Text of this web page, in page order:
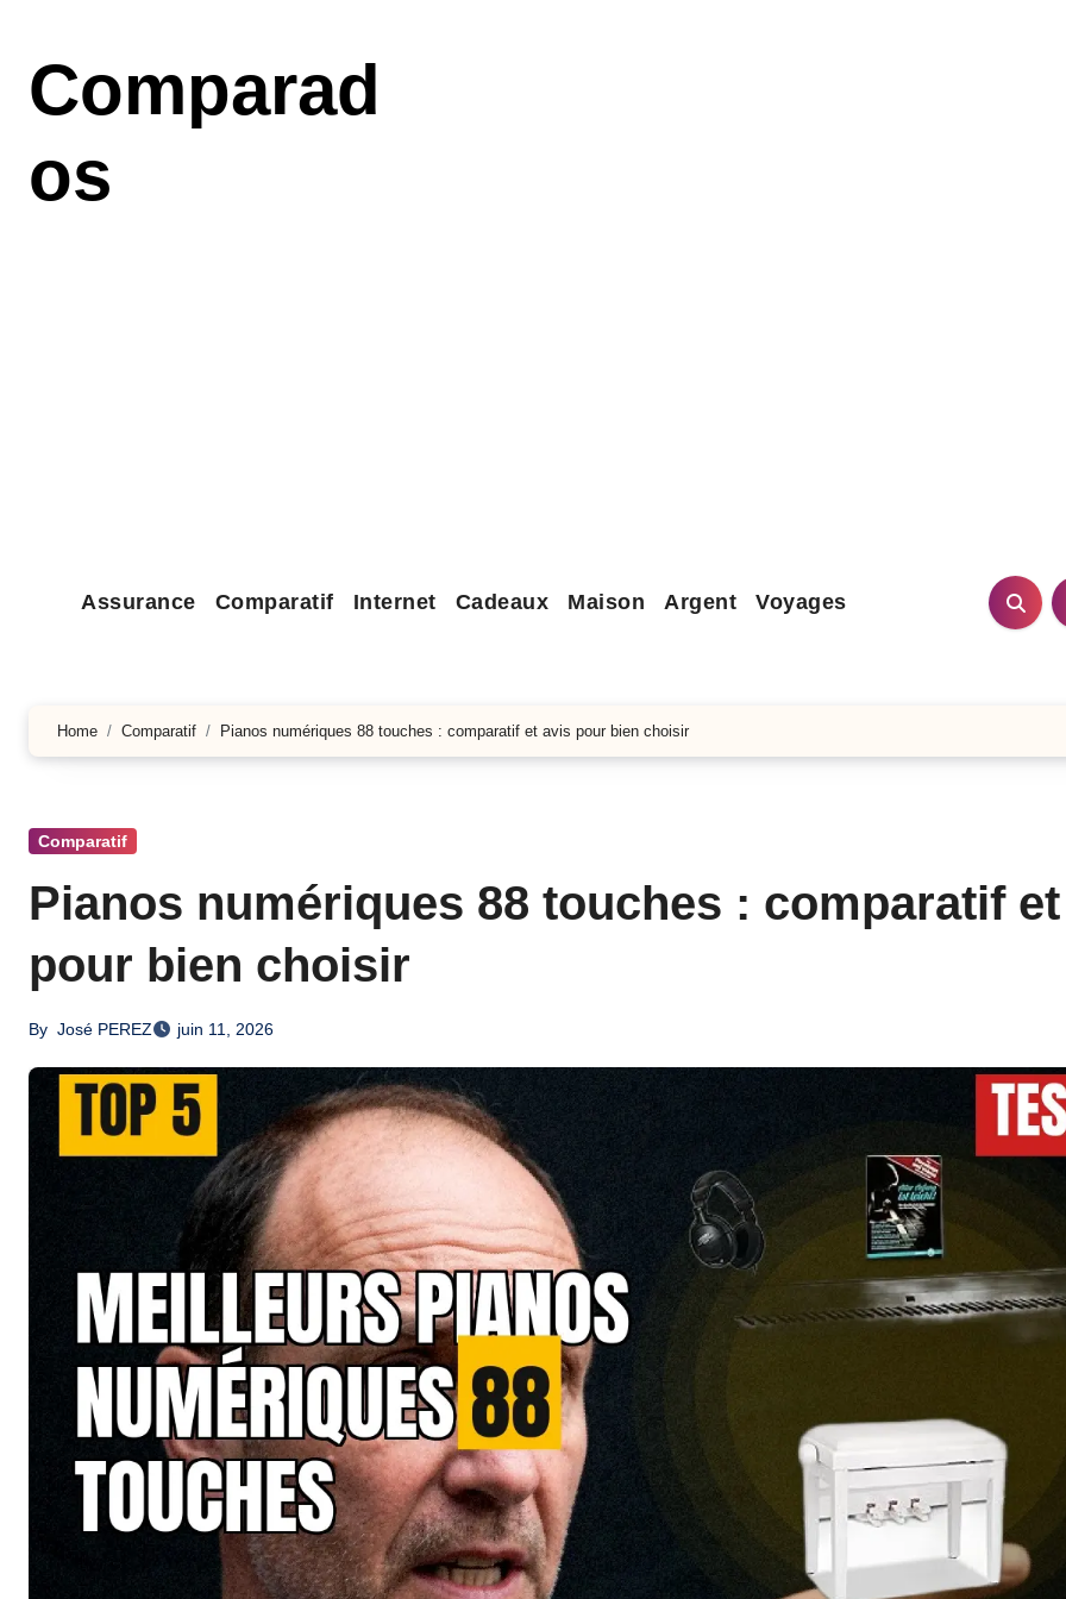
contenu
principal
Comparad
os
Assurance Comparatif Internet Cadeaux Maison Argent Voyages
Home Comparatif Pianos numériques 88 touches : comparatif et avis pour bien choisir
Comparatif
Pianos numériques 88 touches : comparatif
pour bien choisir
By José PEREZ juin 11, 2026